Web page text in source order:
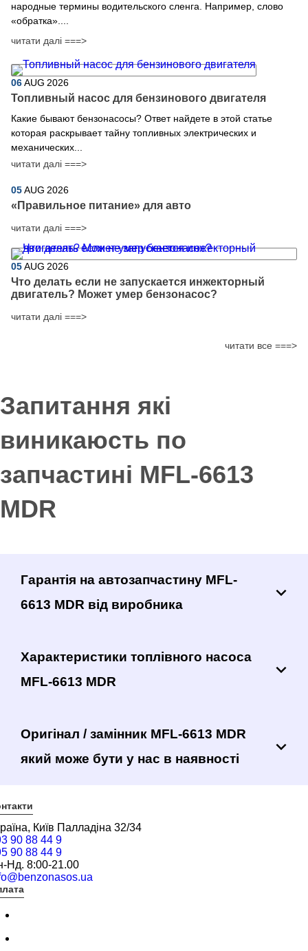
народные термины водительского сленга. Например, слово
«обратка»....
читати далі ===>
06AUG 2026
Топливный насос для бензинового двигателя
Какие бывают бензонасосы? Ответ найдете в этой статье
которая раскрывает тайну топливных электрических и
механических...
читати далі ===>
05AUG 2026
​«Правильное питание» для авто
читати далі ===>
05AUG 2026
Что делать если не запускается инжекторный
двигатель? Может умер бензонасос?
читати далі ===>
читати все ===>
Запитання які
виникаюсть по
запчастині MFL-6613
MDR
Гарантія на автозапчастину MFL-
6613 MDR від виробника
Характеристики топлівного насоса
MFL-6613 MDR
Оригінал / замінник MFL-6613 MDR
який може бути у нас в наявності
Київ Палладіна 32/34
90 88 44 9
90 88 44 9
Нд. 8:00-21.00